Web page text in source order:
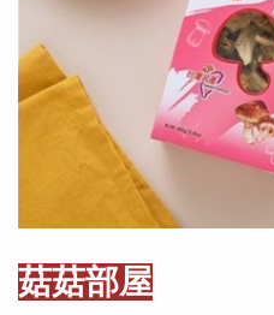
菇菇部屋